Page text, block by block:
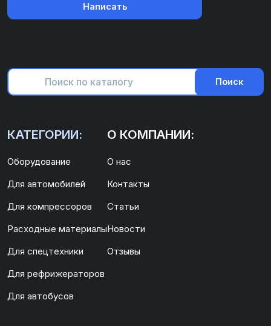
Написать
Поиск
КАТЕГОРИИ:
Оборудование
Для автомобилей
Для компрессоров
Расходные материалы
Для спецтехники
Для рефрижераторов
Для автобусов
О КОМПАНИИ:
О нас
Контакты
Статьи
Новости
Отзывы